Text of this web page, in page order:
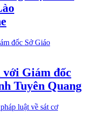
với Giám đốc
Tuyên Quang